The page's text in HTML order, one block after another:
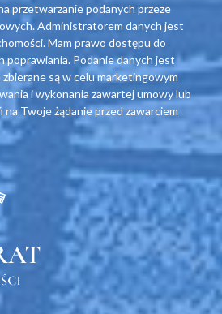
przetwarzanie podanych przeze
Administratorem danych jest
Mam prawo dostępu do
poprawiania. Podanie danych jest
są w celu marketingowym
i wykonania zawartej umowy lub
na Twoje żądanie przed zawarciem